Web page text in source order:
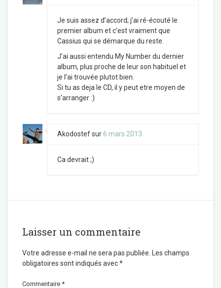
Je suis assez d’accord; j’ai ré-écouté le
premier album et c’est vraiment que
Cassius qui se démarque du reste.
J’ai aussi entendu My Number du dernier
album, plus proche de leur son habituel et
je l’ai trouvée plutot bien.
Si tu as deja le CD, il y peut etre moyen de
s’arranger :)
Akodostefsur6 mars 2013
Ca devrait ;)
Laisser un commentaire
Votre adresse e-mail ne sera pas publiée. Les champs
obligatoires sont indiqués avec*
Commentaire *